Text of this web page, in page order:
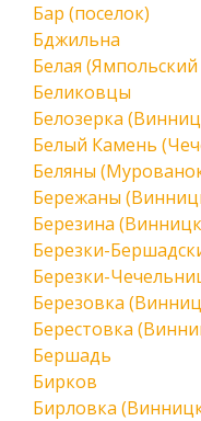
Бар (поселок)
Бджильна
Белая
Беликовцы
Белозерка
Белый Камень
Беляны
Бережаны
Березина
Березки-
Березки-
Березовка
Берестовка
Бершадь
Бирков
Бирловка